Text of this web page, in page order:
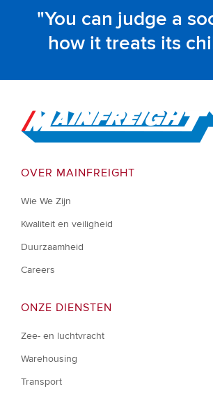
You can judge a
how it treats its
Go to Home
OVER MAINFREIGHT
Wie We Zijn
Kwaliteit en veiligheid
Duurzaamheid
Careers
ONZE DIENSTEN
Zee- en luchtvracht
Warehousing
Transport